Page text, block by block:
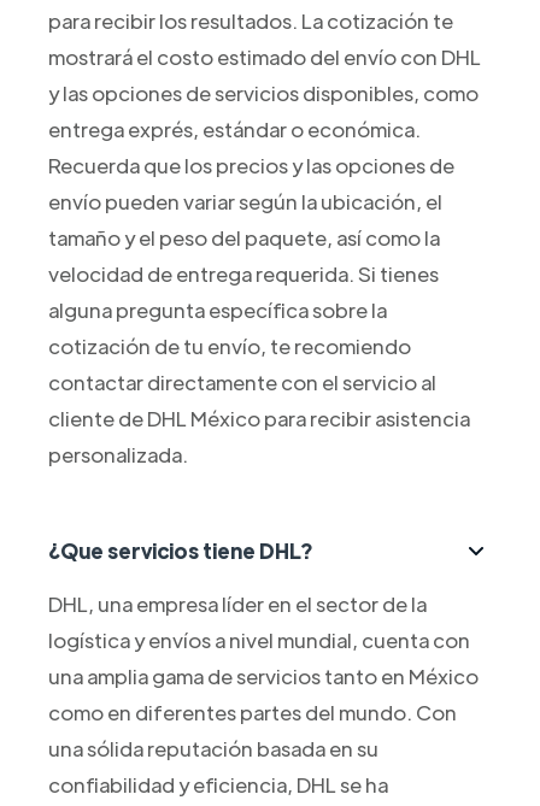
para recibir los resultados. La cotización te
mostrará el costo estimado del envío con DHL
y las opciones de servicios disponibles, como
entrega exprés, estándar o económica.
Recuerda que los precios y las opciones de
envío pueden variar según la ubicación, el
tamaño y el peso del paquete, así como la
velocidad de entrega requerida. Si tienes
alguna pregunta específica sobre la
cotización de tu envío, te recomiendo
contactar directamente con el servicio al
cliente de DHL México para recibir asistencia
personalizada.
¿Que servicios tiene DHL?
DHL, una empresa líder en el sector de la
logística y envíos a nivel mundial, cuenta con
una amplia gama de servicios tanto en México
como en diferentes partes del mundo. Con
una sólida reputación basada en su
confiabilidad y eficiencia, DHL se ha